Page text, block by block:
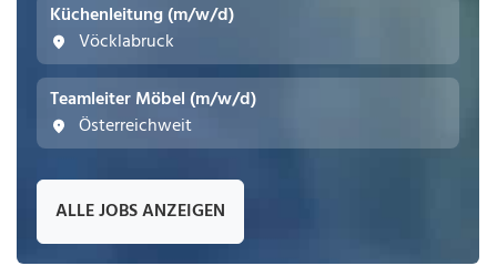
Küchenleitung (m/w/d)
Vöcklabruck
Teamleiter Möbel (m/w/d)
Österreichweit
ALLE JOBS ANZEIGEN